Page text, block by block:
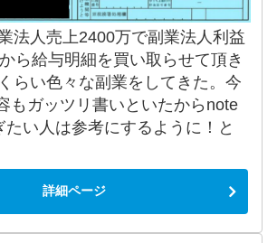
法人売上2400万で副業法人利益
ら給与明細を買い取らせて頂き
らい色々な副業をしてきた。今
もガッツリ書いといたからnote
たい人は参考にするように！と
詳細ページ